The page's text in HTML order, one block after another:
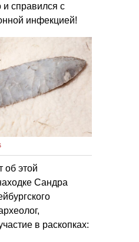
и справился с
инфекцией!
об этой
Сандра
в раскопках: